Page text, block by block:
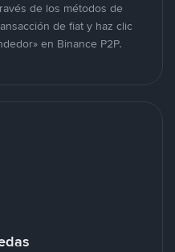
de los métodos de
de fiat y haz clic
en Binance P2P.